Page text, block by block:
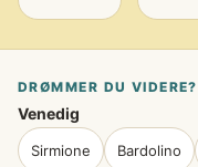
DRØMMER DU VIDERE?
Venedig
Sirmione Bardolino